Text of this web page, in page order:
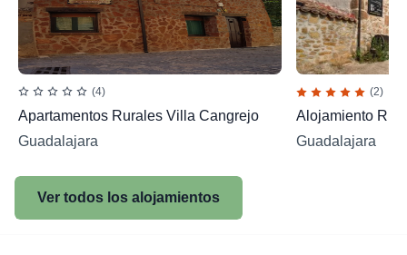
(4)
Apartamentos Rurales Villa Cangrejo
Guadalajara
(2)
Alojamiento
Guadalajara
Ver todos los alojamientos